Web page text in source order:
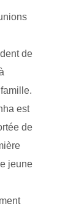
de
est
de
jeune